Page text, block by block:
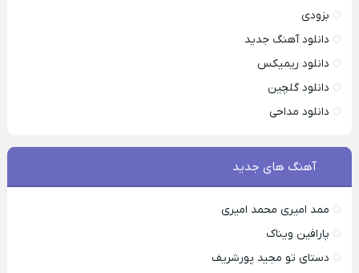
بزودی
دانلود آهنگ جدید
دانلود ریمیکس
دانلود گلچین
دانلود مداحی
آهنگ های جدید
ممد امیری محمد امیری
پارافین ویناک
دستای تو مجید پورشریف